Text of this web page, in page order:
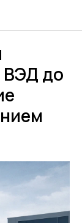
ВЭД до